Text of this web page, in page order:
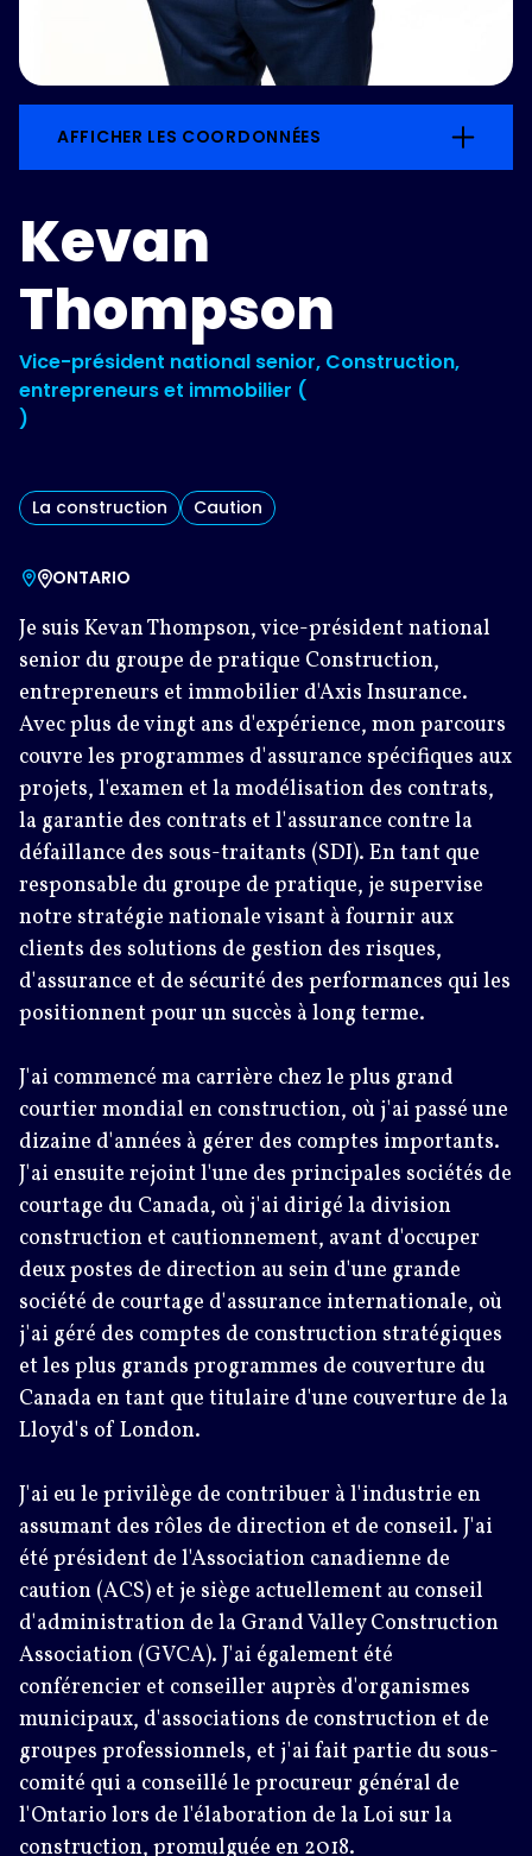
AFFICHER LES COORDONNÉES
Kevan
Thompson
Vice-président national senior, Construction,
entrepreneurs et immobilier (
)
La construction Caution
ONTARIO
Je suis Kevan Thompson, vice-président national
senior du groupe de pratique Construction,
entrepreneurs et immobilier d'Axis Insurance.
Avec plus de vingt ans d'expérience, mon parcours
couvre les programmes d'assurance spécifiques aux
projets, l'examen et la modélisation des contrats,
la garantie des contrats et l'assurance contre la
défaillance des sous-traitants (SDI). En tant que
responsable du groupe de pratique, je supervise
notre stratégie nationale visant à fournir aux
clients des solutions de gestion des risques,
d'assurance et de sécurité des performances qui les
positionnent pour un succès à long terme.
J'ai commencé ma carrière chez le plus grand
courtier mondial en construction, où j'ai passé une
dizaine d'années à gérer des comptes importants.
J'ai ensuite rejoint l'une des principales sociétés de
courtage du Canada, où j'ai dirigé la division
construction et cautionnement, avant d'occuper
deux postes de direction au sein d'une grande
société de courtage d'assurance internationale, où
j'ai géré des comptes de construction stratégiques
et les plus grands programmes de couverture du
Canada en tant que titulaire d'une couverture de la
Lloyd's of London.
J'ai eu le privilège de contribuer à l'industrie en
assumant des rôles de direction et de conseil. J'ai
été président de l'Association canadienne de
caution (ACS) et je siège actuellement au conseil
d'administration de la Grand Valley Construction
Association (GVCA). J'ai également été
conférencier et conseiller auprès d'organismes
municipaux, d'associations de construction et de
groupes professionnels, et j'ai fait partie du sous-
comité qui a conseillé le procureur général de
l'Ontario lors de l'élaboration de la Loi sur la
construction, promulguée en 2018.